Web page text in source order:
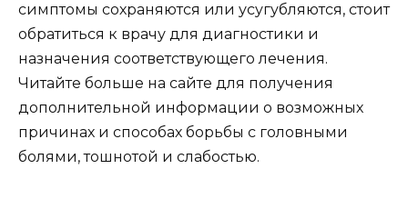
симптомы сохраняются или усугубляются, стоит
обратиться к врачу для диагностики и
назначения соответствующего лечения.
Читайте больше на сайте для получения
дополнительной информации о возможных
причинах и способах борьбы с головными
болями, тошнотой и слабостью.